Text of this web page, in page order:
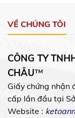
VỀ CHÚNG TÔI
CÔNG TY
CHÂU™
Giấy chứng nhận
cấp lần đầu tại
Website :